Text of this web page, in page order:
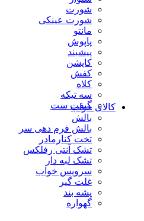
شورت
شورت عینکی
مانتو
پاپوش
پیشبند
کاپشن
کفش
کلاه
سه تیکه
گیفت ستکالای خواب
بالش
بالش فرم دهی سر
تخت کنارمادر
تشک آنتی رفلکس
تشک لبه دار
سرویس خواب
غلت گیر
پشه بند
گهواره